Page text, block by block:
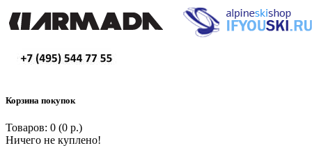
Корзина покупок
Товаров: 0 (0 р.)
Ничего не куплено!